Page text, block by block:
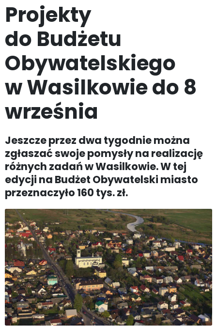
Projekty
do Budżetu
Obywatelskiego
w Wasilkowie do 8
września
Jeszcze przez dwa tygodnie można
zgłaszać swoje pomysły na realizację
różnych zadań w Wasilkowie. W tej
edycji na Budżet Obywatelski miasto
przeznaczyło 160 tys. zł.